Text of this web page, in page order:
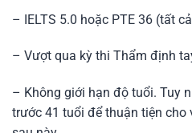
– IELTS 5.0 hoặc PTE 36 (tất
– Vượt qua kỳ thi Thẩm định
– Không giới hạn độ tuổi. Tuy
trước 41 tuổi để thuận tiện cho